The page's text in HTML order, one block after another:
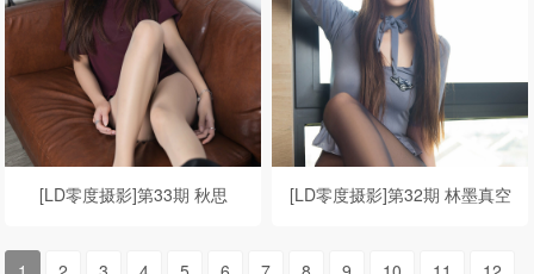
[LD零度摄影]第33期 秋思
[LD零度摄影]第32期 林墨真空